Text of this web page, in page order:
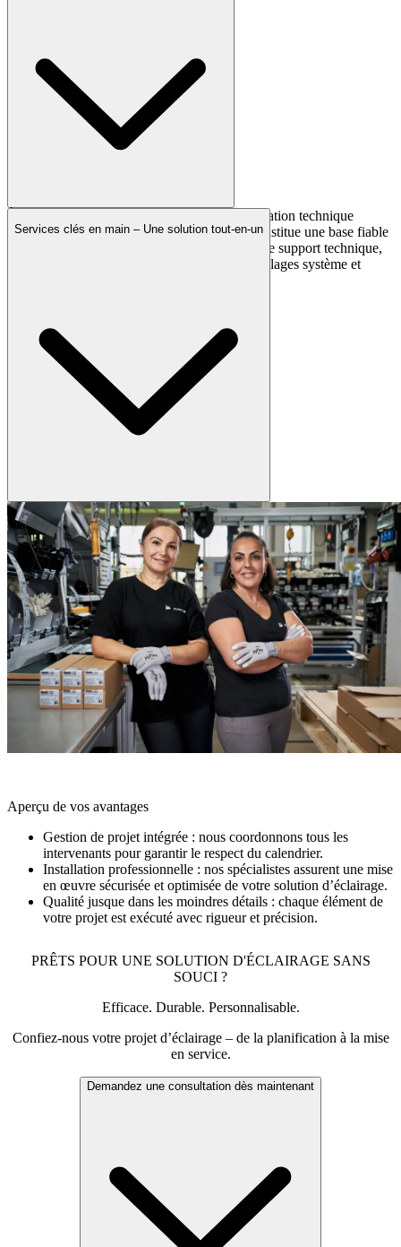
À la fin du projet, vous recevez une documentation technique
complète, structurée et facile à utiliser. Elle constitue une base fiable
pour la maintenance, les extensions futures et le support technique,
en répertoriant l’ensemble des composants, réglages système et
Services clés en main – Une solution tout-en-un
De la conception à la réalisation, nous proposons des solutions
d’éclairage clés en main et prenons en charge l’intégralité du projet.
Vous pouvez ainsi vous concentrer sur l’essentiel, pendant que nous
livrons votre solution lumière de manière fiable, efficace et dans les
délais.
Aperçu de vos avantages
Gestion de projet intégrée : nous coordonnons tous les
intervenants pour garantir le respect du calendrier.
Installation professionnelle : nos spécialistes assurent une mise
en œuvre sécurisée et optimisée de votre solution d’éclairage.
Qualité jusque dans les moindres détails : chaque élément de
votre projet est exécuté avec rigueur et précision.
PRÊTS POUR UNE SOLUTION D'ÉCLAIRAGE SANS
SOUCI ?
Efficace. Durable. Personnalisable.
Confiez-nous votre projet d’éclairage – de la planification à la mise
en service.
Demandez une consultation dès maintenant